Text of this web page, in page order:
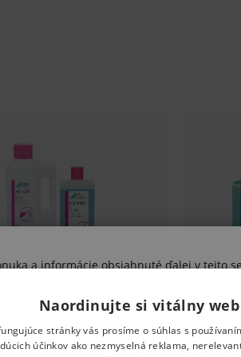
fungicídny, mykobakteriocidný,
suché ruky. Aplikujte do dlane ruky
rúk tak, aby boli všetky miesta na
a informácie obsiahnuté ďalej v tejto
sa riziku ohrozenia svojho zdravia,
nesprávne pochopené, interpretované, či
osobe, či ďalším osobám. Pokiaľ Vaše
vystavujete uvedeným
Naordinujte si vitálny web
stránky vás prosíme o súhlas s
účinkov ako nezmyselná reklama,